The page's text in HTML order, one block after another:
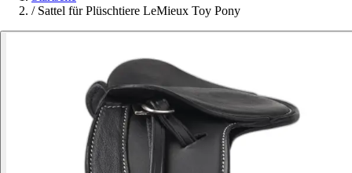
/ Sattel für Plüschtiere LeMieux Toy Pony